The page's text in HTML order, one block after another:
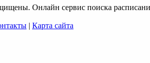
Онлайн сервис поиска
| Карта сайта